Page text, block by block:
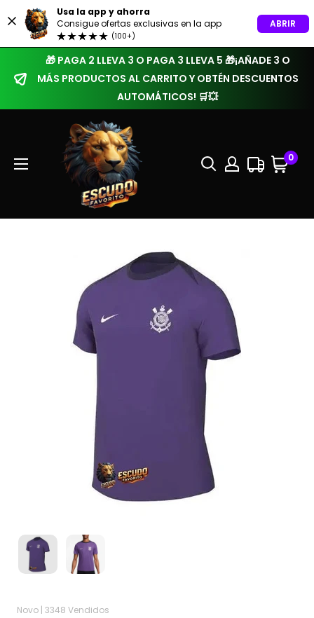
Usa la app y ahorra
Consigue ofertas exclusivas en la app
(100+)
ABRIR
🎁 PAGA 2 LLEVA 3 O PAGA 3 LLEVA 5 🎁¡AÑADE 3 O
MÁS PRODUCTOS AL CARRITO Y OBTÉN DESCUENTOS
AUTOMÁTICOS! 🛒💥
0
Novo | 3348 Vendidos